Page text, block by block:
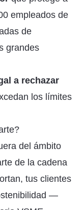
empleados de
de
grandes
a rechazar
los límites
del ámbito
de la cadena
tus clientes
—